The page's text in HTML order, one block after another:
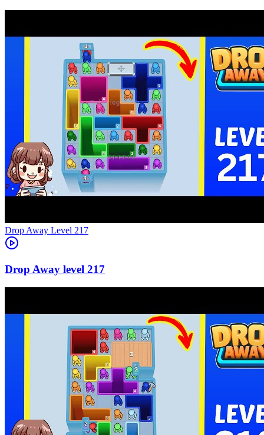
Level 217
217